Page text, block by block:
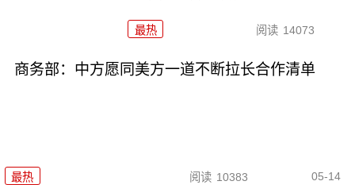
最热 阅读 14073
商务部：中方愿同美方一道不断拉长合作清单
最热 阅读 10383 05-14